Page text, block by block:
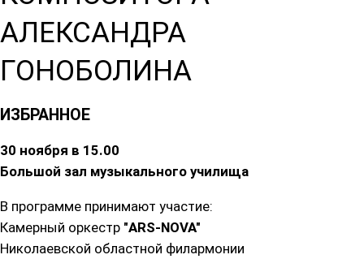
АЛЕКСАНДРА
ГОНОБОЛИНА
ИЗБРАННОЕ
30 ноября в 15.00
Большой зал музыкального училища
В программе принимают участие:
Камерный оркестр "ARS-NOVA"
Николаевской областной филармонии